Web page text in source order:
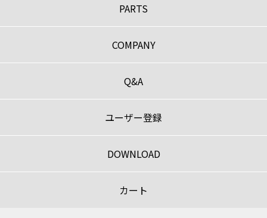
PARTS
COMPANY
Q&A
ユーザー登録
DOWNLOAD
カート